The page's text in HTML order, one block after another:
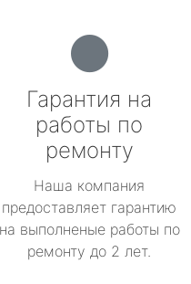
Гарантия на
работы по
ремонту
Наша компания
предоставляет гарантию
на выполненые работы по
ремонту до 2 лет.